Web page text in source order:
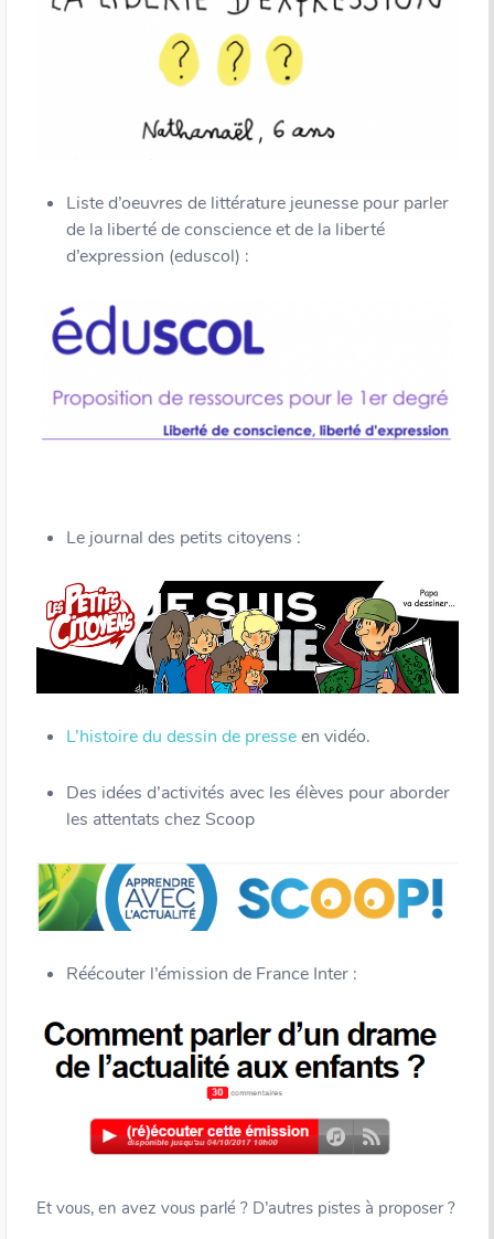
Liste d’oeuvres de littérature jeunesse pour parler
de la liberté de conscience et de la liberté
d’expression (eduscol) :
Le journal des petits citoyens :
L’histoire du dessin de presseen vidéo.
Des idées d’activités avec les élèves pour aborder
les attentats chez Scoop
Réécouter l’émission de France Inter :
Et vous, en avez vous parlé ? D’autres pistes à proposer ?